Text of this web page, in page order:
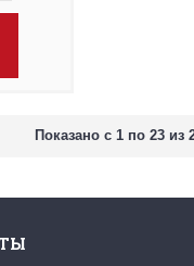
Показано с 1 по 23 из